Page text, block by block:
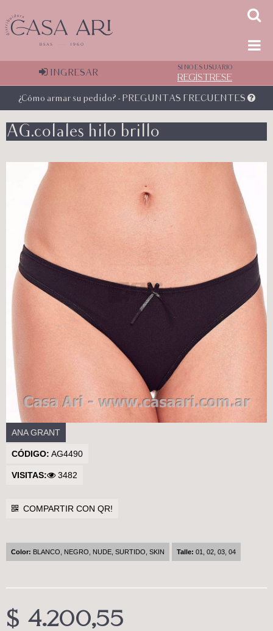
Casa Ari>
INGRESAR
SI NO ES USUARIO
REGÍSTRESE
¿Cómo armar su pedido? - PREGUNTAS FRECUENTES
AG.colales hilo brillo
ANA GRANT
CÓDIGO: AG4490
VISITAS: 3482
COMPARTIR CON QR!
Color: BLANCO, NEGRO, NUDE, SURTIDO, SKIN Talle: 01, 02, 03, 04
$ 4.200,55